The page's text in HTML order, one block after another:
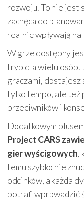
rozwoju. To nie jest
zachęca do
realnie wpływają
W grze dostępny
tryb dla wielu osób.
graczami, dostajesz
tylko tempo, ale też
przeciwników i
Dodatkowym
Project CARS
gier wyścigowych,
temu szybko nie
odcinków, a każda
potrafi wprowadzić